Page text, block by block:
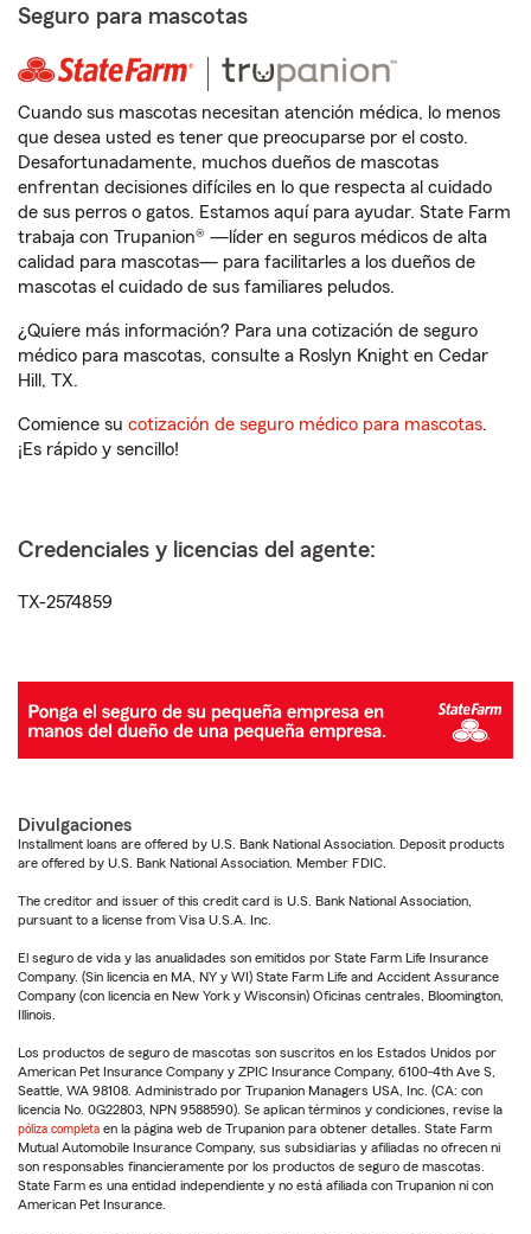
Seguro para mascotas
Cuando sus mascotas necesitan atención médica, lo menos
que desea usted es tener que preocuparse por el costo.
Desafortunadamente, muchos dueños de mascotas
enfrentan decisiones difíciles en lo que respecta al cuidado
de sus perros o gatos. Estamos aquí para ayudar. State Farm
trabaja con Trupanion® —líder en seguros médicos de alta
calidad para mascotas— para facilitarles a los dueños de
mascotas el cuidado de sus familiares peludos.
¿Quiere más información? Para una cotización de seguro
médico para mascotas, consulte a Roslyn Knight en Cedar
Hill, TX.
Comience su cotización de seguro médico para mascotas.
¡Es rápido y sencillo!
Credenciales y licencias del agente:
TX-2574859
Divulgaciones
Installment loans are offered by U.S. Bank National Association. Deposit products
are offered by U.S. Bank National Association. Member FDIC.
The creditor and issuer of this credit card is U.S. Bank National Association,
pursuant to a license from Visa U.S.A. Inc.
El seguro de vida y las anualidades son emitidos por State Farm Life Insurance
Company. (Sin licencia en MA, NY y WI) State Farm Life and Accident Assurance
Company (con licencia en New York y Wisconsin) Oficinas centrales, Bloomington,
Illinois.
Los productos de seguro de mascotas son suscritos en los Estados Unidos por
American Pet Insurance Company y ZPIC Insurance Company, 6100-4th Ave S,
Seattle, WA 98108. Administrado por Trupanion Managers USA, Inc. (CA: con
licencia No. 0G22803, NPN 9588590). Se aplican términos y condiciones, revise la
póliza completa en la página web de Trupanion para obtener detalles. State Farm
Mutual Automobile Insurance Company, sus subsidiarias y afiliadas no ofrecen ni
son responsables financieramente por los productos de seguro de mascotas.
State Farm es una entidad independiente y no está afiliada con Trupanion ni con
American Pet Insurance.